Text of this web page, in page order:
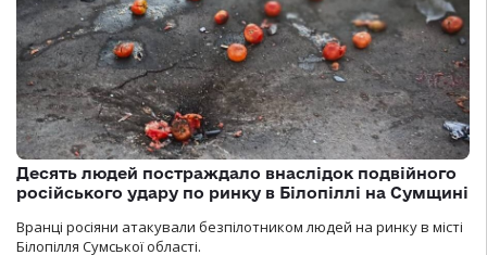
Десять людей постраждало внаслідок подвійного
російського удару по ринку в Білопіллі на Сумщині
Вранці росіяни атакували безпілотником людей на ринку в місті
Білопілля Сумської області.